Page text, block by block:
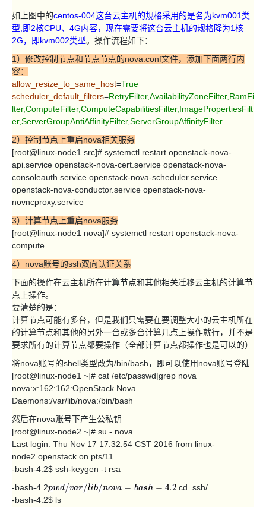
如上图中的centos-004这台云主机的规格采用的是名为kvm001类
型,即2核CPU、4G内容，现在需要将这台云主机的规格降为1核
2G，即kvm002类型。操作流程如下：
1）修改控制节点和节点节点的nova.conf文件，添加下面两行内
容：
allow_resize_to_same_host=True
scheduler_default_filters=RetryFilter,AvailabilityZoneFilter,RamFi
lter,ComputeFilter,ComputeCapabilitiesFilter,ImagePropertiesFilt
er,ServerGroupAntiAffinityFilter,ServerGroupAffinityFilter
2）控制节点上重启nova相关服务
[root@linux-node1 src]# systemctl restart openstack-nova-
api.service openstack-nova-cert.service openstack-nova-
consoleauth.service openstack-nova-scheduler.service
openstack-nova-conductor.service openstack-nova-
novncproxy.service
3）计算节点上重启nova服务
[root@linux-node1 nova]# systemctl restart openstack-nova-
compute
4）nova账号的ssh双向认证关系
下面的操作在云主机所在计算节点和其他相关迁移云主机的计算节
点上操作。
要清楚的是：
计算节点可能有多台，但是我们只需要在要调整大小的云主机所在
的计算节点和其他的另外一台或多台计算几点上操作就行，并不是
要求所有的计算节点都要操作（全部计算节点都操作也是可以的）
将nova账号的shell类型改为/bin/bash，即可以使用nova账号登陆
[root@linux-node1 ~]# cat /etc/passwd|grep nova
nova:x:162:162:OpenStack Nova
Daemons:/var/lib/nova:/bin/bash
然后在nova账号下产生公私钥
[root@linux-node2 ~]# su - nova
Last login: Thu Nov 17 17:32:54 CST 2016 from linux-
node2.openstack on pts/11
-bash-4.2$ ssh-keygen -t rsa
-bash-4.2pwd/var/lib/nova−ba sh −4.2
cd .ssh/
-bash-4.2$ ls